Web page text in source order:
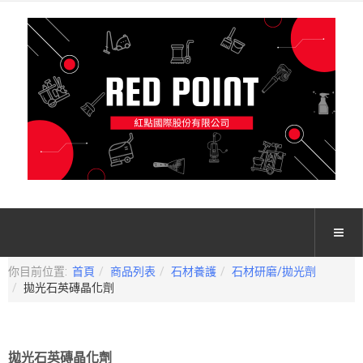
你目前位置: 首頁 商品列表 石材養護
石材研磨/拋光劑
拋光石英磚晶化劑
拋光石英磚晶化劑